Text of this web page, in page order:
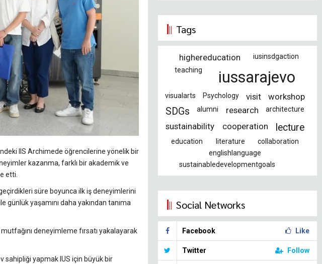
IIS Archimede öğrencilerine yönelik bir
kazanma, farklı bir akademik ve
etti.
süre boyunca ilk iş deneyimlerini
yaşamını daha yakından tanıma
deneyimleme fırsatı yakalayarak
sahipliği yapmak IUS için büyük bir
Tags
highereducation
iusinsdgaction
teaching
iussarajevo
visualarts Psychology visit workshop
SDGs alumni research architecture
sustainability cooperation lecture
education literature
collaboration
englishlanguage
sustainabledevelopmentgoals
Social Networks
Facebook Like
Twitter Follow